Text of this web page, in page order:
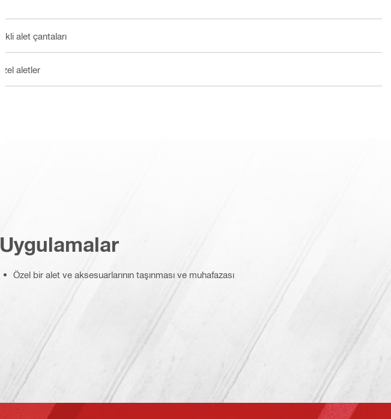
Tekli alet çantaları
Özel aletler
Uygulamalar
Özel bir alet ve aksesuarlarının taşınması ve muhafazası